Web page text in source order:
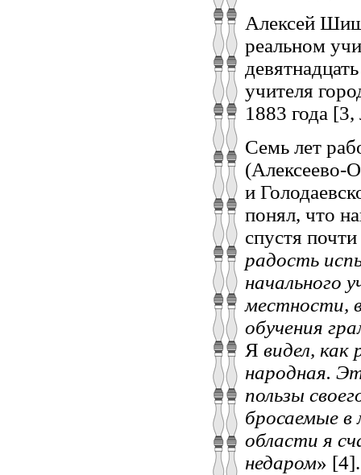
Алексей
реальном
учителя
1883 года [3,
Семь лет
(Алексеево-
и
понял, что
спустя
радость
начального
местности,
обучения
Я видел, как
народная.
пользы
бросаемые
области я
недаром» [4].